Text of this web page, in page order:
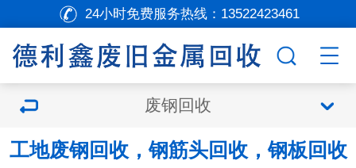
24小时免费服务热线： 13522423461
废钢回收
工地废钢回收，钢筋头回收，钢板回收